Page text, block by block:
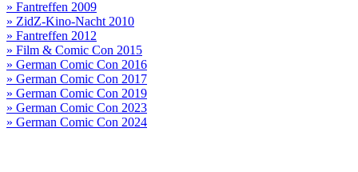
» Fantreffen 2009
» ZidZ-Kino-Nacht 2010
» Fantreffen 2012
» Film & Comic Con 2015
» German Comic Con 2016
» German Comic Con 2017
» German Comic Con 2019
» German Comic Con 2023
» German Comic Con 2024